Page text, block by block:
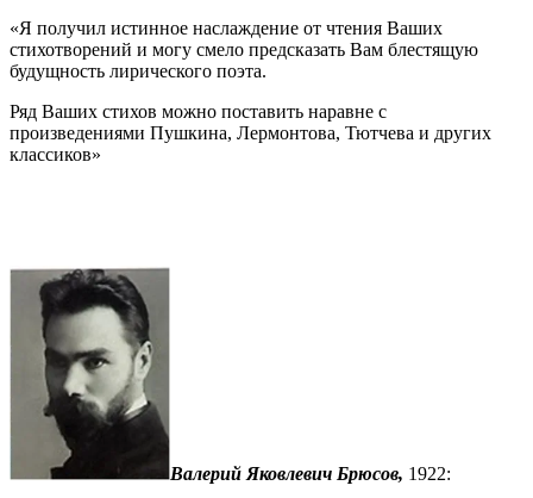
«Я получил истинное наслаждение от чтения Ваших
стихотворений и могу смело предсказать Вам блестящую
будущность лирического поэта.
Ряд Ваших стихов можно поставить наравне с
произведениями Пушкина, Лермонтова, Тютчева и других
классиков»
Валерий Яковлевич Брюсов, 1922: